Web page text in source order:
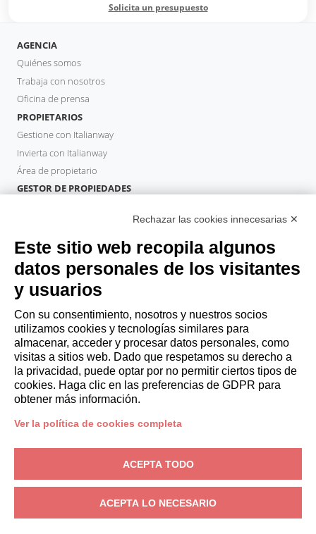
Solicita un presupuesto
AGENCIA
Quiénes somos
Trabaja con nosotros
Oficina de prensa
PROPIETARIOS
Gestione con Italianway
Invierta con Italianway
Área de propietario
GESTOR DE PROPIEDADES
HUÉSPEDES
Reserve una estancia
Estancias largas
Experiencias para los Huéspedes
Descuentos para husespedes
Convenios para empresas
booking@italianway.house
+390286882952
N.° de IVA: 08839180968 -PMI Innovativa
Privacidad-Condiciones-Cookies-Whistleblowing
Rechazar las cookies innecesarias ✕
Este sitio web recopila algunos
datos personales de los visitantes
y usuarios
Con su consentimiento, nosotros y nuestros socios
utilizamos cookies y tecnologías similares para
almacenar, acceder y procesar datos personales, como
visitas a sitios web. Dado que respetamos su derecho a
la privacidad, puede optar por no permitir ciertos tipos de
cookies. Haga clic en las preferencias de GDPR para
obtener más información.
Ver la política de cookies completa
ACEPTA TODO
ACEPTA LO NECESARIO